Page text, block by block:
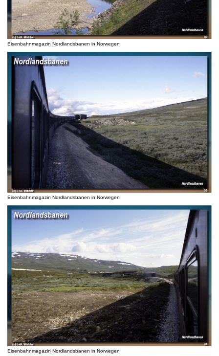
Eisenbahnmagazin Nordlandsbanen in Norwegen
Eisenbahnmagazin Nordlandsbanen in Norwegen
Eisenbahnmagazin Nordlandsbanen in Norwegen